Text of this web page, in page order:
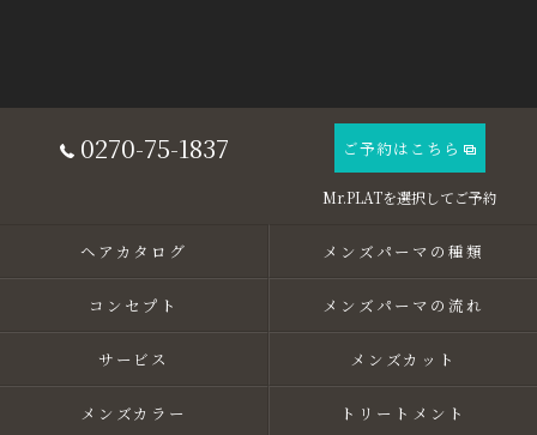
0270-75-1837 ご予約はこちら
ヘアカタログ メンズパーマの種類
コンセプト メンズパーマの流れ
サービス メンズカット
メンズカラー トリートメント